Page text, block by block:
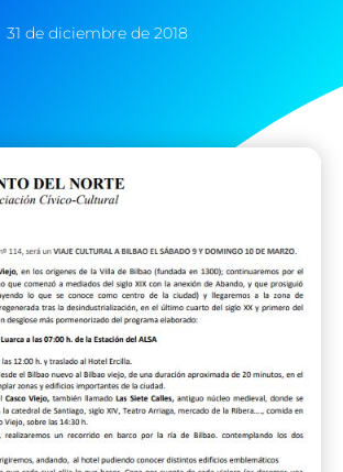
31 de diciembre de 2018